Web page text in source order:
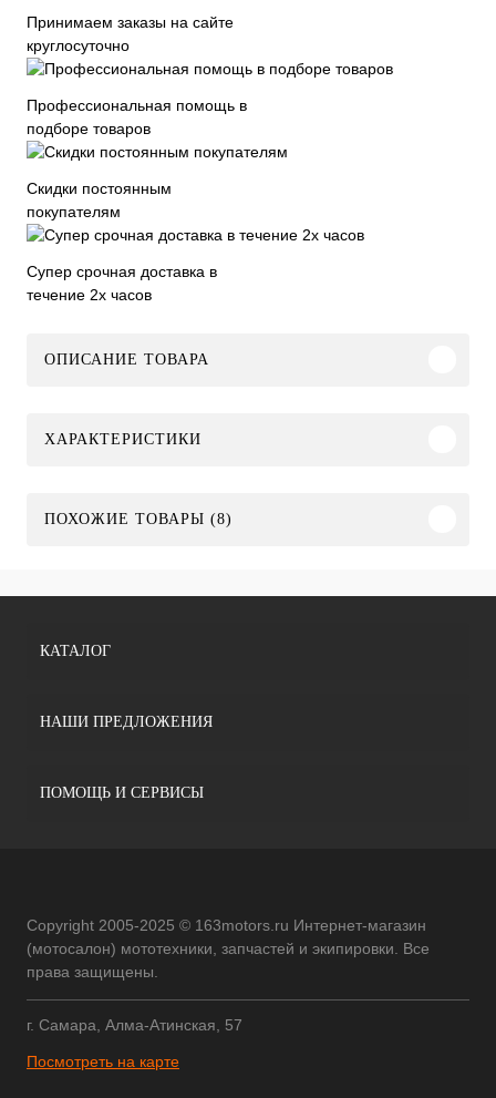
Принимаем заказы на сайте
круглосуточно
Профессиональная помощь в
подборе товаров
Скидки постоянным
покупателям
Супер срочная доставка в
течение 2х часов
ОПИСАНИЕ ТОВАРА
ХАРАКТЕРИСТИКИ
ПОХОЖИЕ ТОВАРЫ (8)
КАТАЛОГ
НАШИ ПРЕДЛОЖЕНИЯ
ПОМОЩЬ И СЕРВИСЫ
Copyright 2005-2025 © 163motors.ru Интернет-магазин
(мотосалон) мототехники, запчастей и экипировки. Все
права защищены.
г. Самара, Алма-Атинская, 57
Посмотреть на карте